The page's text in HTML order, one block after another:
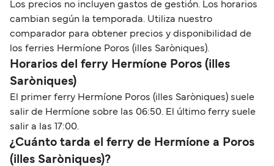
Los precios no incluyen gastos de gestión. Los horarios
cambian según la temporada. Utiliza nuestro
comparador para obtener precios y disponibilidad de
los ferries Hermíone Poros (illes Saròniques).
Horarios del ferry Hermíone Poros (illes
Saròniques)
El primer ferry Hermíone Poros (illes Saròniques) suele
salir de Hermíone sobre las 06:50. El último ferry suele
salir a las 17:00.
¿Cuánto tarda el ferry de Hermíone a Poros
(illes Saròniques)?